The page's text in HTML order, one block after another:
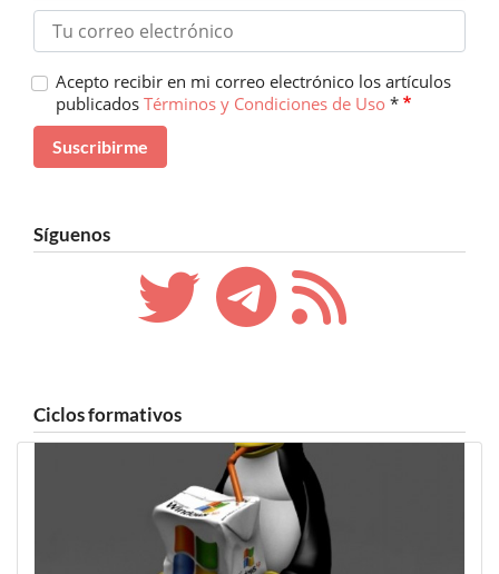
Acepto recibir en mi correo electrónico los artículos
publicados Términos y Condiciones de Uso *
Síguenos
Ciclos formativos